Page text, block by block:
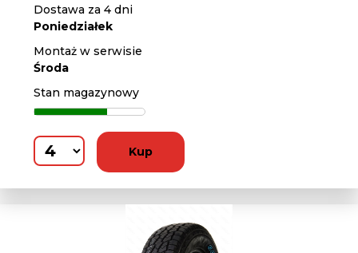
Dostawa za 4 dni
Poniedziałek
Montaż w serwisie
Środa
Stan magazynowy
Kup